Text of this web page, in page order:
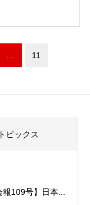
11
トピックス
109号】日本...